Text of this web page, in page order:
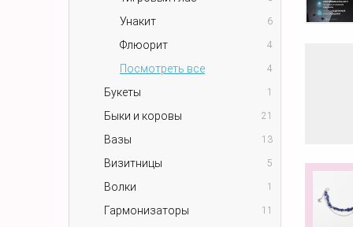
Унакит 6
Флюорит 4
Посмотреть все 4
Букеты 1
Быки и коровы 21
Вазы 13
Визитницы 5
Волки 1
Гармонизаторы 11